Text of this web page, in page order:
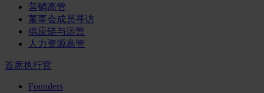
营销高管
董事会成员寻访
供应链与运营
人力资源高管
首席执行官
Founders